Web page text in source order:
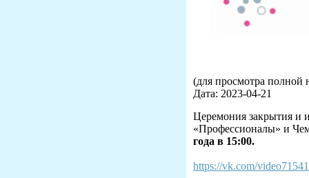
(для просмотра полной
Дата: 2023-04-21
Церемония закрытия и
«Профессионалы» и
года в 15:00.
https://vk.com/